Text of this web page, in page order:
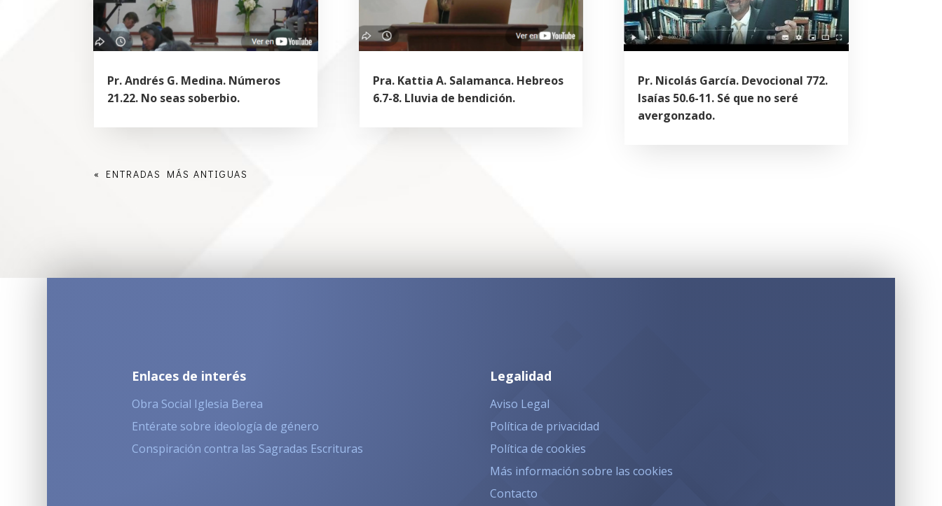
Pr. Andrés G. Medina. Números
21.22. No seas soberbio.
Pra. Kattia A. Salamanca. Hebreos
6.7-8. Lluvia de bendición.
Pr. Nicolás García. Devocional 772.
Isaías 50.6-11. Sé que no seré
avergonzado.
« ENTRADAS MÁS ANTIGUAS
Enlaces de interés
Obra Social Iglesia Berea
Entérate sobre ideología de género
Conspiración contra las Sagradas Escrituras
Legalidad
Aviso Legal
Política de privacidad
Política de cookies
Más información sobre las cookies
Contacto